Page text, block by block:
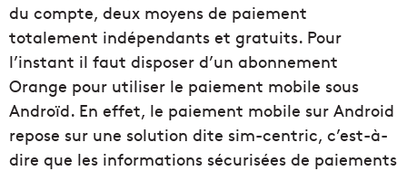
du compte, deux moyens de paiement
totalement indépendants et gratuits. Pour
l’instant il faut disposer d’un abonnement
Orange pour utiliser le paiement mobile sous
Androïd. En effet, le paiement mobile sur Android
repose sur une solution dite sim-centric, c’est-à-
dire que les informations sécurisées de paiements